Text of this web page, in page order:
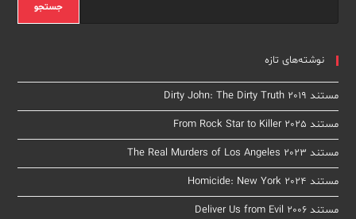
جستجو
نوشته‌های تازه
مستند Dirty John: The Dirty Truth 2019
مستند From Rock Star to Killer 2025
مستند The Real Murders of Los Angeles 2023
مستند Homicide: New York 2024
مستند Deliver Us from Evil 2006